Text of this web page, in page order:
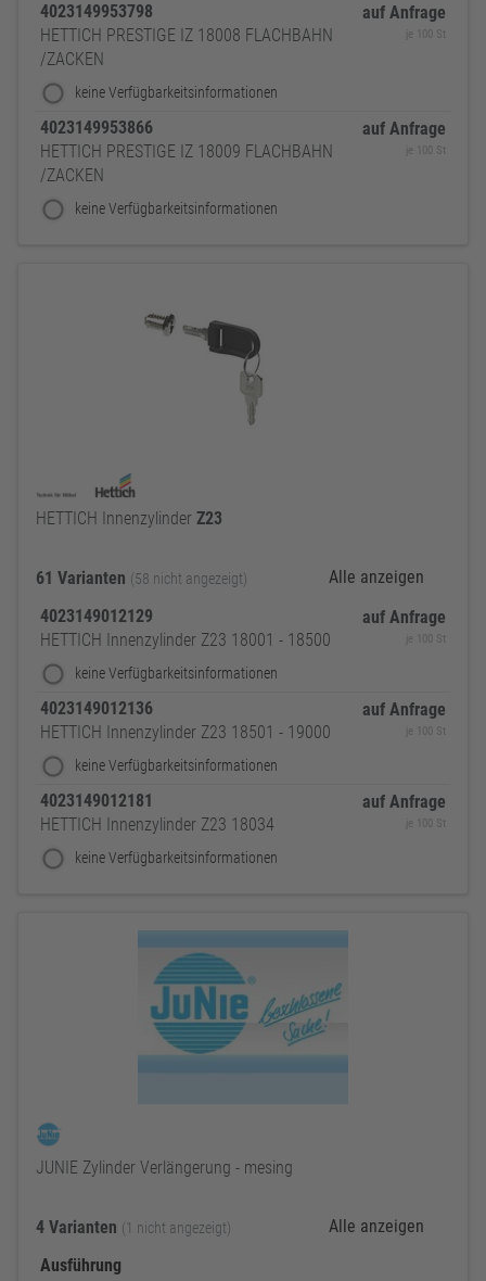
4023149953798
HETTICH PRESTIGE IZ 18008 FLACHBAHN
/ZACKEN
keine Verfügbarkeitsinformationen
auf Anfrage
je 100 St
4023149953866
HETTICH PRESTIGE IZ 18009 FLACHBAHN
/ZACKEN
keine Verfügbarkeitsinformationen
auf Anfrage
je 100 St
HETTICH Innenzylinder Z23
61 Varianten (58 nicht angezeigt)
Alle anzeigen
4023149012129
HETTICH Innenzylinder Z23 18001 - 18500
keine Verfügbarkeitsinformationen
auf Anfrage
je 100 St
4023149012136
HETTICH Innenzylinder Z23 18501 - 19000
keine Verfügbarkeitsinformationen
auf Anfrage
je 100 St
4023149012181
HETTICH Innenzylinder Z23 18034
keine Verfügbarkeitsinformationen
auf Anfrage
je 100 St
JUNIE Zylinder Verlängerung - mesing
4 Varianten (1 nicht angezeigt)
Alle anzeigen
Ausführung